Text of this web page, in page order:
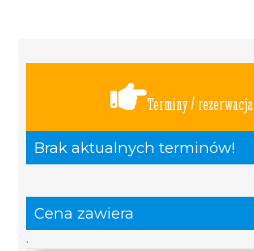
Terminy / rezerwacja
Brak aktualnych terminów!
Cena zawiera
.